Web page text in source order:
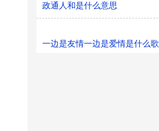
政通人和是什么意思
一边是友情一边是爱情是什么歌